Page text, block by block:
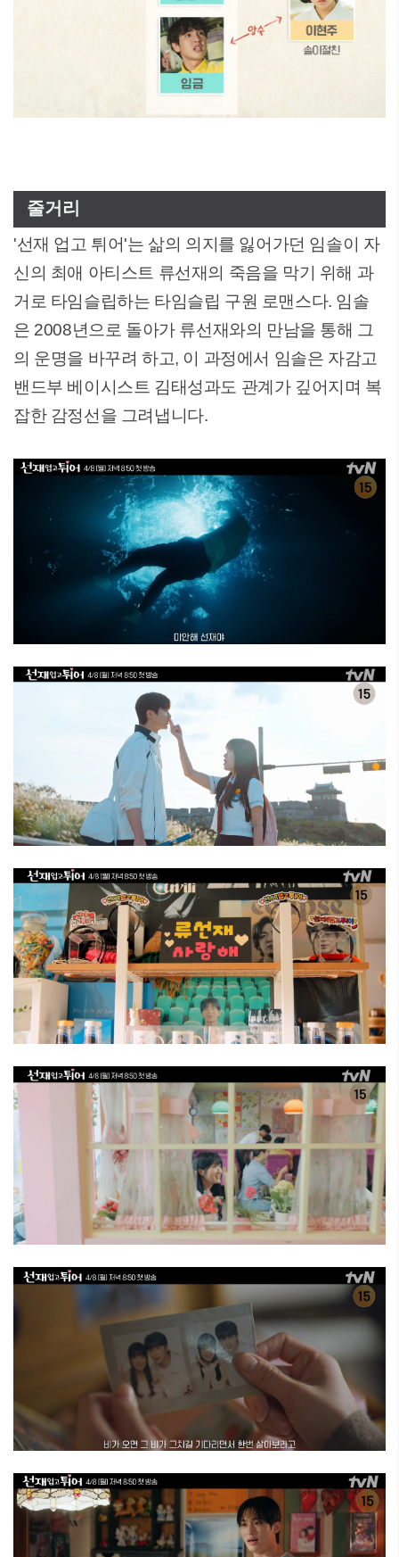
줄거리
'선재 업고 튀어'는 삶의 의지를 잃어가던 임솔이 자
신의 최애 아티스트 류선재의 죽음을 막기 위해 과
거로 타임슬립하는 타임슬립 구원 로맨스다. 임솔
은 2008년으로 돌아가 류선재와의 만남을 통해 그
의 운명을 바꾸려 하고, 이 과정에서 임솔은 자감고
밴드부 베이시스트 김태성과도 관계가 깊어지며 복
잡한 감정선을 그려냅니다.